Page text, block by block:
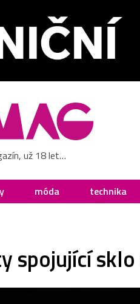
už 18 let…
móda technika
spojující